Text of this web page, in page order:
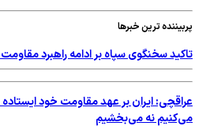
ترین خبرها
سخنگوی سپاه بر ادامه راهبرد مقاومت
ایران بر عهد مقاومت خود ایستاده
نه می‌بخشیم